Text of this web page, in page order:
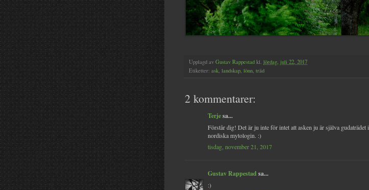
Upplagd av Gustav Rappestad kl. lördag, juli 22, 2017
Etiketter: ask, landskap, lönn, träd
2 kommentarer:
Terjesa...
Förstår dig! Det är ju inte för intet att asken ju är själva gudaträdet i
nordiska mytologin. :)
tisdag, november 21, 2017
Gustav Rappestad sa...
:)